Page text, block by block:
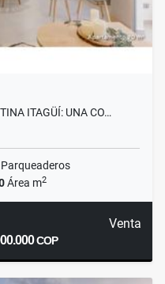
ITAGÜÍ: UNA CO…
Parqueaderos
Área m2
Venta
COP